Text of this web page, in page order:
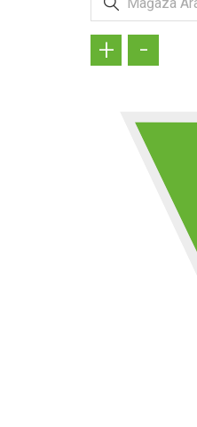
+ -